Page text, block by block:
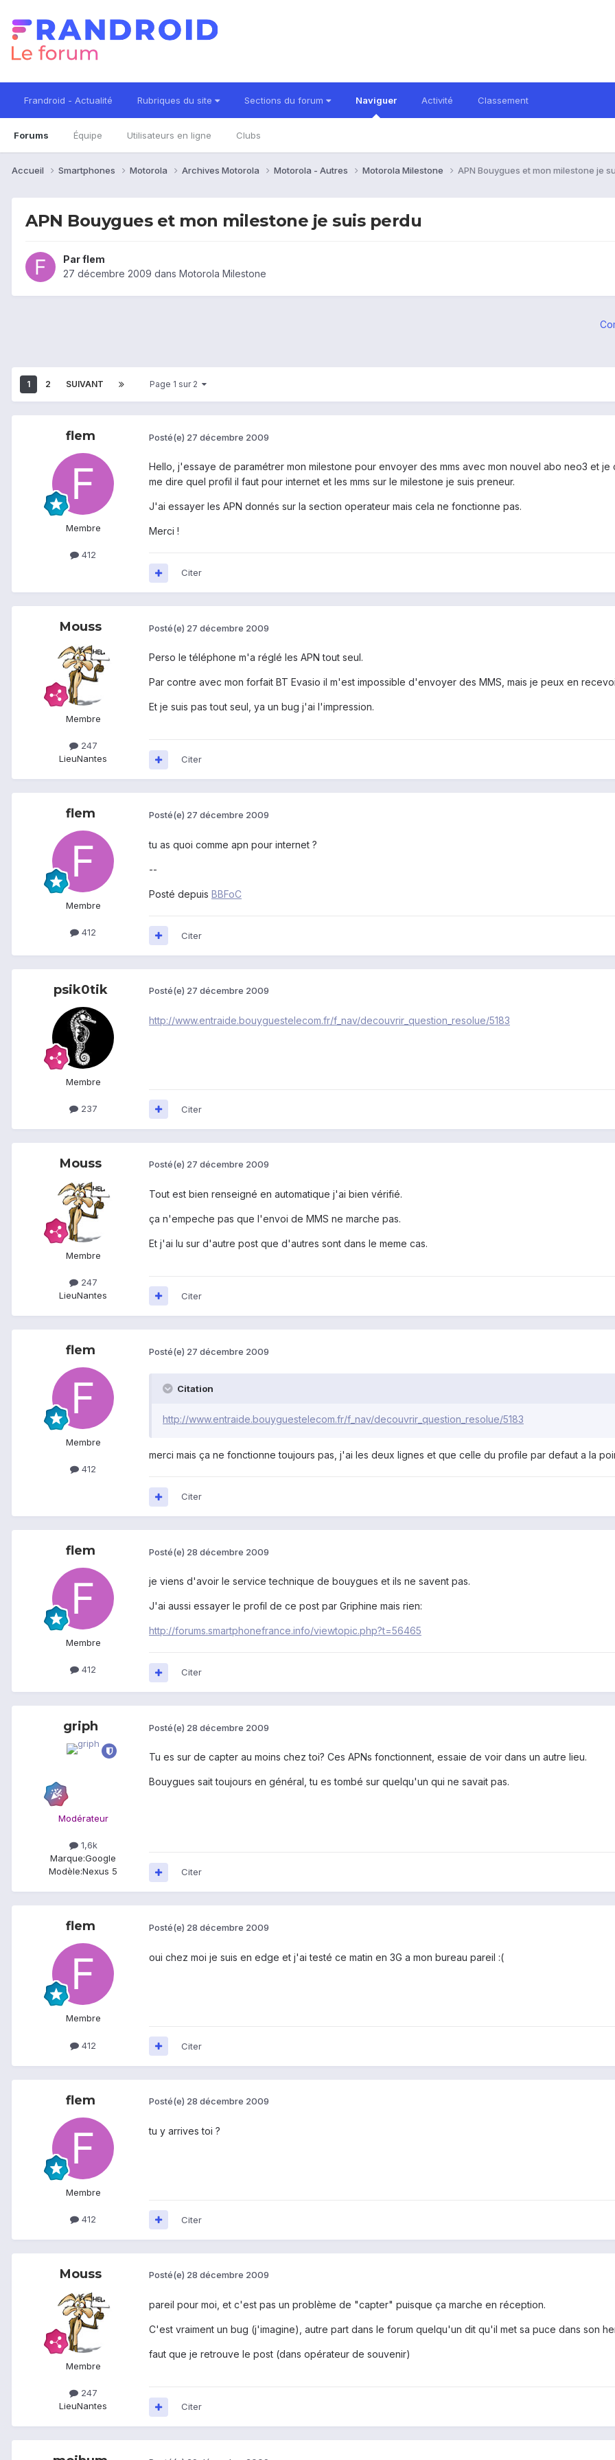
Frandroid - Actualité Rubriques du site Sections du forum Naviguer
Forums Équipe Utilisateurs en ligne Clubs
Activité Classement
Accueil Smartphones Motorola Archives Motorola Motorola - Autres Motorola Milestone APN Bouygues et mon milestone je
APN Bouygues et mon milestone je suis perdu
Parflem
27 décembre 2009 dans Motorola Milestone
1 2 SUIVANT Page 1 sur 2
flem
Membre
412
Posté(e) 27 décembre 2009
Hello, j'essaye de paramétrer mon milestone pour envoyer des mms avec mon nouvel abo neo3 et
me dire quel profil il faut pour internet et les mms sur le milestone je suis preneur.
J'ai essayer les APN donnés sur la section operateur mais cela ne fonctionne pas.
Merci !
Citer
Mouss
Membre
247
LieuNantes
Posté(e) 27 décembre 2009
Perso le téléphone m'a réglé les APN tout seul.
Par contre avec mon forfait BT Evasio il m'est impossible d'envoyer des MMS, mais je peux en
Et je suis pas tout seul, ya un bug j'ai l'impression.
Citer
flem
Membre
412
Posté(e) 27 décembre 2009
tu as quoi comme apn pour internet ?
--
Posté depuis BBFoC
Citer
psik0tik
Membre
237
Posté(e) 27 décembre 2009
http://www.entraide.bouyguestelecom.fr/f_nav/decouvrir_question_resolue/5183
Citer
Mouss
Membre
247
LieuNantes
Posté(e) 27 décembre 2009
Tout est bien renseigné en automatique j'ai bien vérifié.
ça n'empeche pas que l'envoi de MMS ne marche pas.
Et j'ai lu sur d'autre post que d'autres sont dans le meme cas.
Citer
flem
Membre
412
Posté(e) 27 décembre 2009
Citation
http://www.entraide.bouyguestelecom.fr/f_nav/decouvrir_question_resolue/5183
merci mais ça ne fonctionne toujours pas, j'ai les deux lignes et que celle du profile par defaut a la
Citer
flem
Membre
412
Posté(e) 28 décembre 2009
je viens d'avoir le service technique de bouygues et ils ne savent pas.
J'ai aussi essayer le profil de ce post par Griphine mais rien:
http://forums.smartphonefrance.info/viewtopic.php?t=56465
Citer
griph
Modérateur
1,6k
Marque:Google
Modèle:Nexus 5
Posté(e) 28 décembre 2009
Tu es sur de capter au moins chez toi? Ces APNs fonctionnent, essaie de voir dans un autre lieu.
Bouygues sait toujours en général, tu es tombé sur quelqu'un qui ne savait pas.
Citer
flem
Membre
412
Posté(e) 28 décembre 2009
oui chez moi je suis en edge et j'ai testé ce matin en 3G a mon bureau pareil :(
Citer
flem
Membre
412
Posté(e) 28 décembre 2009
tu y arrives toi ?
Citer
Mouss
Membre
247
LieuNantes
Posté(e) 28 décembre 2009
pareil pour moi, et c'est pas un problème de "capter" puisque ça marche en réception.
C'est vraiment un bug (j'imagine), autre part dans le forum quelqu'un dit qu'il met sa puce dans son
faut que je retrouve le post (dans opérateur de souvenir)
Citer